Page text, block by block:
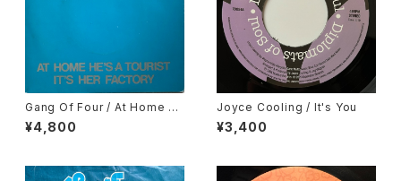
Gang Of Four / At Home H
e's A Tourist / It's Her Fact
ory
¥4,800
Joyce Cooling / It's You
¥3,400